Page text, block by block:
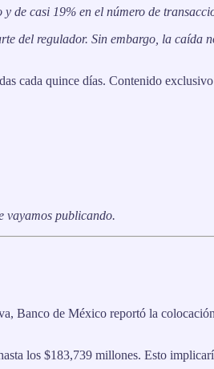
de casi 19% en el número de
del regulador. Sin embargo, la caída
cada quince días. Contenido
vayamos publicando.
Banco de México reportó la
los $183,739 millones. Esto